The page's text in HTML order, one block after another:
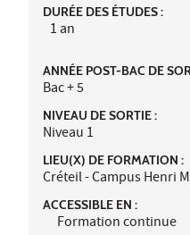
DURÉE DES ÉTUDES :
1 an
ANNÉE POST-BAC DE
Bac + 5
NIVEAU DE SORTIE :
Niveau 1
LIEU(X) DE FORMATION :
Créteil - Campus Henri
ACCESSIBLE EN :
Formation continue